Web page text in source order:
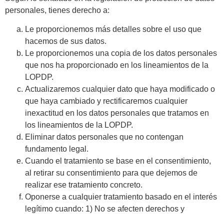
personales, tienes derecho a:
Le proporcionemos más detalles sobre el uso que
hacemos de sus datos.
Le proporcionemos una copia de los datos personales
que nos ha proporcionado en los lineamientos de la
LOPDP.
Actualizaremos cualquier dato que haya modificado o
que haya cambiado y rectificaremos cualquier
inexactitud en los datos personales que tratamos en
los lineamientos de la LOPDP.
Eliminar datos personales que no contengan
fundamento legal.
Cuando el tratamiento se base en el consentimiento,
al retirar su consentimiento para que dejemos de
realizar ese tratamiento concreto.
Oponerse a cualquier tratamiento basado en el interés
legítimo cuando: 1) No se afecten derechos y